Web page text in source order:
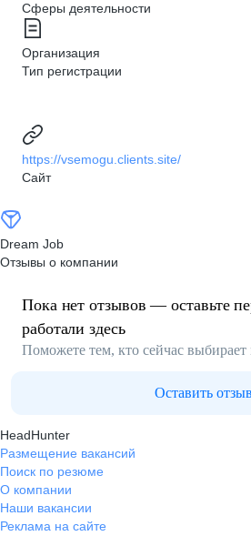
Сферы деятельности
Организация
Тип регистрации
https://vsemogu.clients.site/
Сайт
Dream Job
Отзывы о компании
Пока нет отзывов — оставьте
работали здесь
Поможете тем, кто сейчас выбирает
Оставить отзыв
HeadHunter
Размещение вакансий
Поиск по резюме
О компании
Наши вакансии
Реклама на сайте